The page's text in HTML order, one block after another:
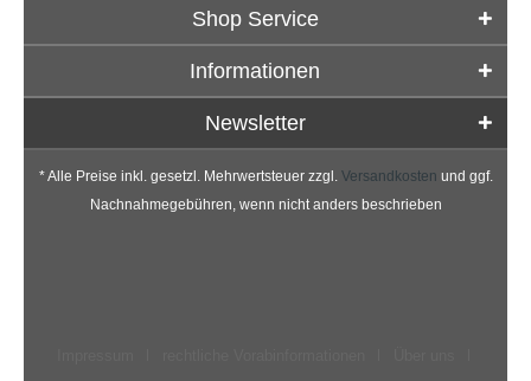
Shop Service
Informationen
Newsletter
* Alle Preise inkl. gesetzl. Mehrwertsteuer zzgl. Versandkosten und ggf.
Nachnahmegebühren, wenn nicht anders beschrieben